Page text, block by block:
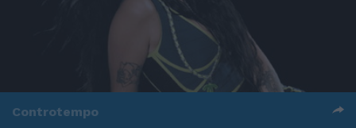
Controtempo